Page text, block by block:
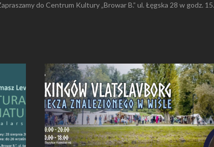
do Centrum Kultury „Browar B.” ul. Łęgska 28 w godz.